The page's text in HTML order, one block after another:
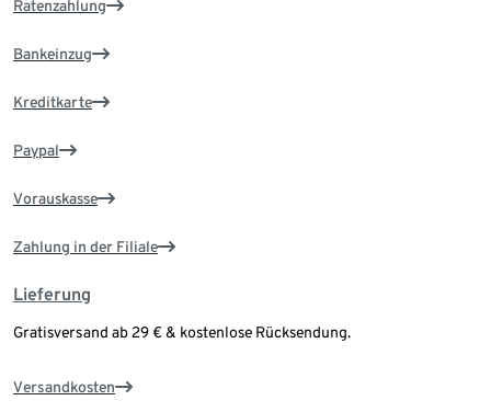
Ratenzahlung
Bankeinzug
Kreditkarte
Paypal
Vorauskasse
Zahlung in der Filiale
Lieferung
Gratisversand ab 29 € & kostenlose Rücksendung.
Versandkosten